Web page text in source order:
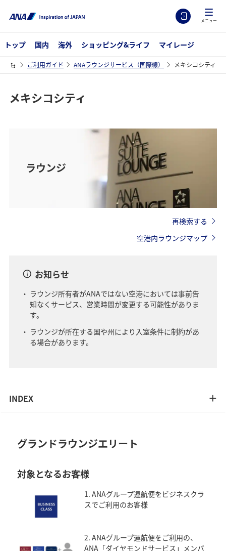
メニュー
トップ 国内 海外 ショッピング&ライフ マイレージ
ご利用ガイド ANAラウンジサービス（国際線） メキシコシティ
メキシコシティ
ラウンジ
再検索する
空港内ラウンジマップ
お知らせ
ラウンジ所有者がANAではない空港においては事前告
知なくサービス、営業時間が変更する可能性がありま
す。
ラウンジが所在する国や州により入室条件に制約があ
る場合があります。
INDEX
グランドラウンジエリート
対象となるお客様
1. ANAグループ運航便をビジネスクラ
スでご利用のお客様
2. ANAグループ運航便をご利用の、
ANA「ダイヤモンドサービス」メンバ